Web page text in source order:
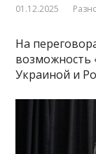
01.12.2025
На
возможность
Украиной и